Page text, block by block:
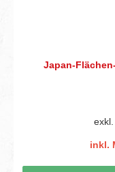
Japan-
inkl.